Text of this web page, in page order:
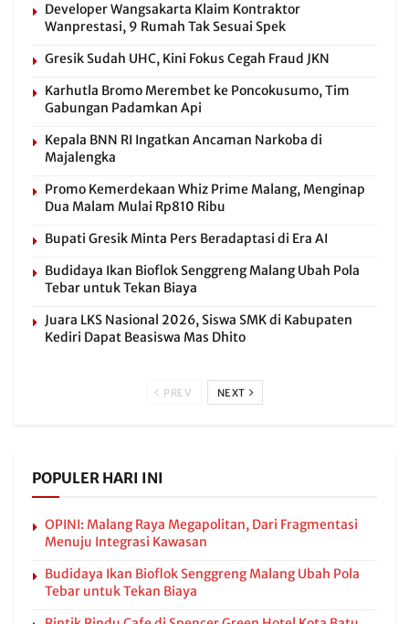
Developer Wangsakarta Klaim Kontraktor
Wanprestasi, 9 Rumah Tak Sesuai Spek
Gresik Sudah UHC, Kini Fokus Cegah Fraud JKN
Karhutla Bromo Merembet ke Poncokusumo, Tim
Gabungan Padamkan Api
Kepala BNN RI Ingatkan Ancaman Narkoba di
Majalengka
Promo Kemerdekaan Whiz Prime Malang, Menginap
Dua Malam Mulai Rp810 Ribu
Bupati Gresik Minta Pers Beradaptasi di Era AI
Budidaya Ikan Bioflok Senggreng Malang Ubah Pola
Tebar untuk Tekan Biaya
Juara LKS Nasional 2026, Siswa SMK di Kabupaten
Kediri Dapat Beasiswa Mas Dhito
PREV NEXT
POPULER HARI INI
OPINI: Malang Raya Megapolitan, Dari Fragmentasi
Menuju Integrasi Kawasan
Budidaya Ikan Bioflok Senggreng Malang Ubah Pola
Tebar untuk Tekan Biaya